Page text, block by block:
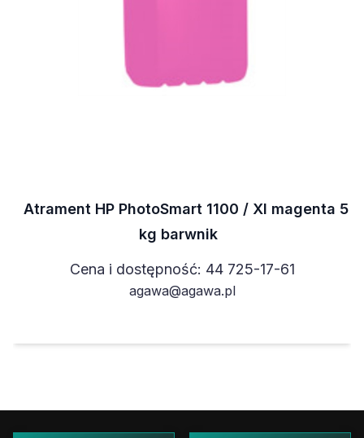
Atrament HP PhotoSmart 1100 / XI magenta 5
kg barwnik
Cena i dostępność: 44 725-17-61
agawa@agawa.pl